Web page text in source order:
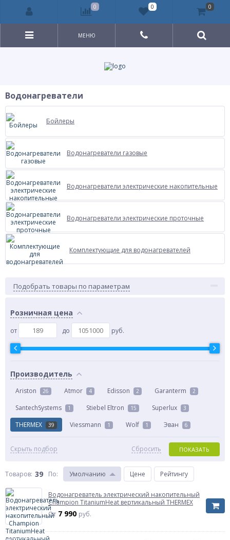
МЕНЮ
Водонагреватели
Бойлеры
Водонагреватели газовые
Водонагреватели электрические накопительные
Водонагреватели электрические проточные
Комплектующие для водонагревателей
Подобрать товары по параметрам
Розничная цена
от до руб.
Производитель
Ariston 26 Atmor 4 Edisson 2 Garanterm 2
SantechSystems 1 Stiebel Eltron 15 Superlux 3
THERMEX 39 Viessmann 1 Wolf 1 Эван 6
Скрыть подбор ПОКАЗАТЬ
Сбросить
Товаров: 39 По: Умолчанию Цене Рейтингу
Водонагреватель электрический накопительный
Champion TitaniumHeat вертикальный THERMEX
От 7 990 руб.
0 0 0